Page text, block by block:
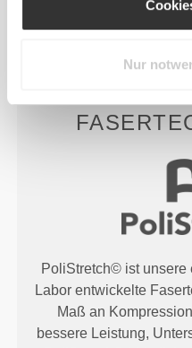
Nur
leistet mehr,
schonender
PoliStretch© ist unsere
Labor entwickelte
Maß an
bessere Leistung,